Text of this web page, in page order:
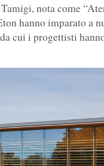
nota come
hanno imparato a
cui i progettisti